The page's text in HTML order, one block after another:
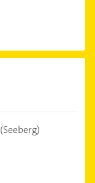
(Seeberg)